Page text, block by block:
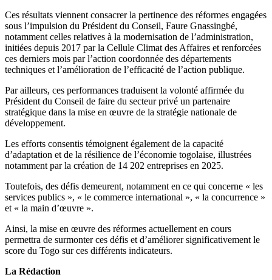
Ces résultats viennent consacrer la pertinence des réformes engagées
sous l’impulsion du Président du Conseil, Faure Gnassingbé,
notamment celles relatives à la modernisation de l’administration,
initiées depuis 2017 par la Cellule Climat des Affaires et renforcées
ces derniers mois par l’action coordonnée des départements
techniques et l’amélioration de l’efficacité de l’action publique.
Par ailleurs, ces performances traduisent la volonté affirmée du
Président du Conseil de faire du secteur privé un partenaire
stratégique dans la mise en œuvre de la stratégie nationale de
développement.
Les efforts consentis témoignent également de la capacité
d’adaptation et de la résilience de l’économie togolaise, illustrées
notamment par la création de 14 202 entreprises en 2025.
Toutefois, des défis demeurent, notamment en ce qui concerne « les
services publics », « le commerce international », « la concurrence »
et « la main d’œuvre ».
Ainsi, la mise en œuvre des réformes actuellement en cours
permettra de surmonter ces défis et d’améliorer significativement le
score du Togo sur ces différents indicateurs.
La Rédaction